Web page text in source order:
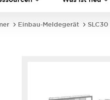
Einbau-Meldegerät